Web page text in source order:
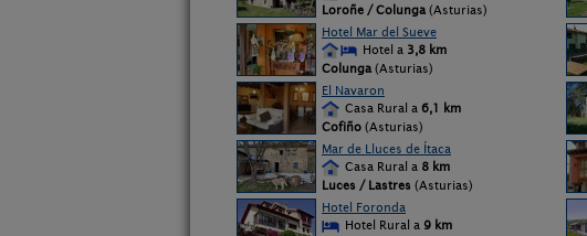
Loroñe / Colunga (Asturias)
Hotel Mar del Sueve
Hotel a 3,8 km
Colunga (Asturias)
El Navaron
Casa Rural a 6,1 km
Cofiño (Asturias)
Mar de Lluces de Ítaca
Casa Rural a 8 km
Luces / Lastres (Asturias)
Hotel Foronda
Hotel Rural a 9 km